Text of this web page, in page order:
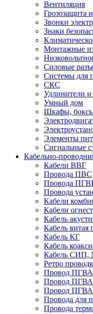
Вентиляция
Грозозащита
Звонки
Знаки
Монтажные
Силовые
Системы для
СКС
Удлинители и
Умный дом
Шкафы, боксы
Элементы
Сигнальные
Кабельно-
Кабели ВВГ
Провода ПВС
Провода
Провода
Кабели
Кабели
Кабель
Кабель витая
Кабель КГ
Кабель
Кабель СИП,
Ретро
Провод
Провод
Провод
Провода для
Провода